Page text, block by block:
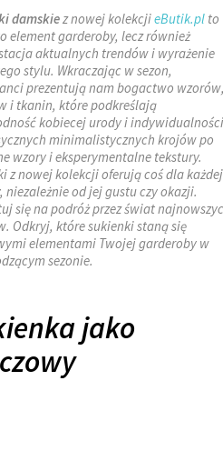
damskiez nowej kolekcjieButik.pl to
element garderoby, lecz również
aktualnych trendów i wyrażenie
stylu. Wkraczając w sezon,
prezentują nam bogactwo wzorów,
i tkanin, które podkreślają
kobiecej urody i
minimalistycznych krojów po
wzory i eksperymentalne tekstury.
z nowej kolekcji oferują coś dla każdej
niezależnie od jej gustu czy okazji.
się na podróż przez świat
Odkryj, które sukienki staną się
elementami Twojej garderoby w
sezonie.
jako